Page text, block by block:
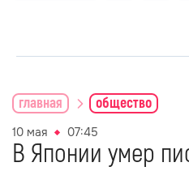
главная общество
10 мая 07:45
В Японии умер